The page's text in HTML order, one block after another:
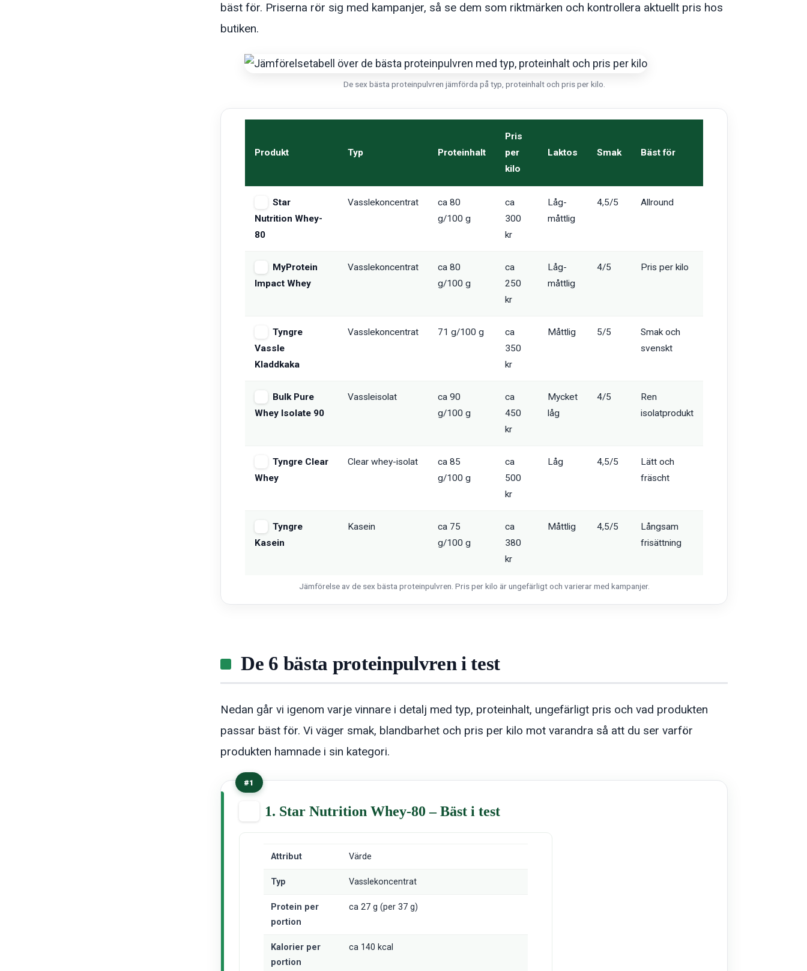
bäst för. Priserna rör sig med kampanjer, så se dem som riktmärken och kontrollera aktuellt pris hos
butiken.
De sex bästa proteinpulvren jämförda på typ, proteinhalt och pris per kilo.
Produkt Typ Proteinhalt
Pris
per
kilo
Laktos Smak Bäst för
Star
Nutrition Whey-
80
Vasslekoncentrat
ca 80
g/100 g
ca
300
kr
Låg-
måttlig
4,5/5 Allround
MyProtein
Impact Whey
Vasslekoncentrat
ca 80
g/100 g
ca
250
kr
Låg-
måttlig
4/5 Pris per kilo
Tyngre
Vassle
Kladdkaka
Vasslekoncentrat 71 g/100 g
ca
350
kr
Måttlig 5/5
Smak och
svenskt
Bulk Pure
Whey Isolate 90
Vassleisolat
ca 90
g/100 g
ca
450
kr
Mycket
låg
4/5
Ren
isolatprodukt
Tyngre Clear
Whey
Clear whey-isolat
ca 85
g/100 g
ca
500
kr
Låg 4,5/5
Lätt och
fräscht
Tyngre
Kasein
Kasein
ca 75
g/100 g
ca
380
kr
Måttlig 4,5/5
Långsam
frisättning
Jämförelse av de sex bästa proteinpulvren. Pris per kilo är ungefärligt och varierar med kampanjer.
De 6 bästa proteinpulvren i test
Nedan går vi igenom varje vinnare i detalj med typ, proteinhalt, ungefärligt pris och vad produkten
passar bäst för. Vi väger smak, blandbarhet och pris per kilo mot varandra så att du ser varför
produkten hamnade i sin kategori.
#1
1. Star Nutrition Whey-80 – Bäst i test
Attribut Värde
Typ Vasslekoncentrat
Protein per
portion
ca 27 g (per 37 g)
Kalorier per
portion
ca 140 kcal